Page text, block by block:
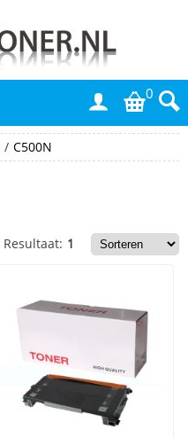
0
/ C500N
Resultaat: 1